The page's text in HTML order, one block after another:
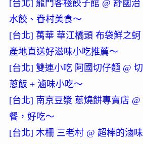
[台北] 龍門客棧餃子館 @ 舒國
水餃、眷村美食～
[台北] 萬華 華江橋頭 布袋鮮之蚵
產地直送好滋味小吃推薦～
[台北] 雙連小吃 阿國切仔麵 @
蔥飯 + 滷味小吃～
[台北] 南京豆漿 蔥燒餅專賣店
餐，好吃～
[台北] 木柵 三老村 @ 超棒的滷